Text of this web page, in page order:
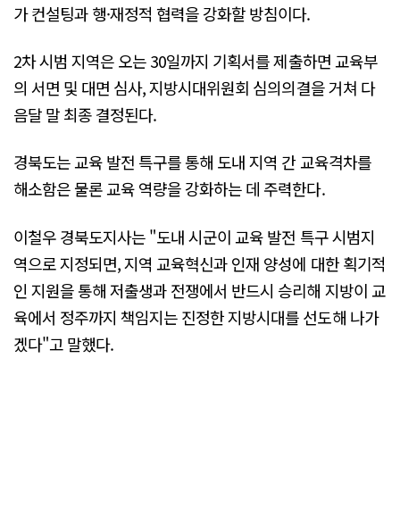
가 컨설팅과 행·재정적 협력을 강화할 방침이다.
2차 시범 지역은 오는 30일까지 기획서를 제출하면 교육부
의 서면 및 대면 심사, 지방시대위원회 심의의결을 거쳐 다
음달 말 최종 결정된다.
경북도는 교육 발전 특구를 통해 도내 지역 간 교육격차를
해소함은 물론 교육 역량을 강화하는 데 주력한다.
이철우 경북도지사는 "도내 시군이 교육 발전 특구 시범지
역으로 지정되면, 지역 교육혁신과 인재 양성에 대한 획기적
인 지원을 통해 저출생과 전쟁에서 반드시 승리해 지방이 교
육에서 정주까지 책임지는 진정한 지방시대를 선도해 나가
겠다"고 말했다.